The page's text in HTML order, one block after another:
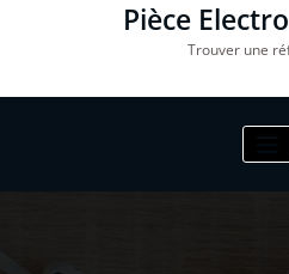
Pièce
Trouver une